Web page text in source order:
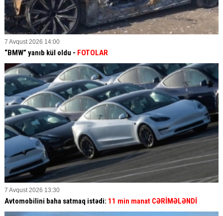
7 Avqust 2026 14:00
“BMW” yanıb kül oldu - FOTOLAR
7 Avqust 2026 13:30
Avtomobilini baha satmaq istədi: 11 min manat CƏRİMƏLƏNDİ